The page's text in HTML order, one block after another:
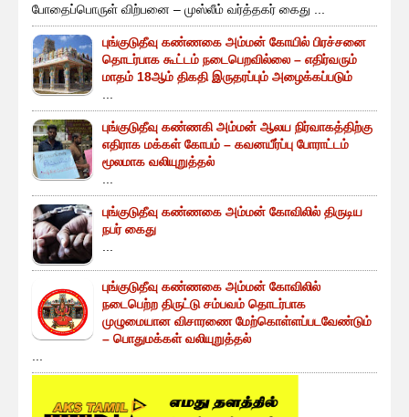
போதைப்பொருள் விற்பனை – முஸ்லீம் வர்த்தகர் கைது ...
புங்குடுதீவு கண்ணகை அம்மன் கோயில் பிரச்சனை
தொடர்பாக கூட்டம் நடைபெறவில்லை – எதிர்வரும்
மாதம் 18ஆம் திகதி இருதரப்பும் அழைக்கப்படும்
புங்குடுதீவு கண்ணகி அம்மன் ஆலய நிர்வாகத்திற்கு
எதிராக மக்கள் கோபம் – கவனயீர்ப்பு போராட்டம்
மூலமாக வலியுறுத்தல்
புங்குடுதீவு கண்ணகை அம்மன் கோவிலில் திருடிய
நபர் கைது
புங்குடுதீவு கண்ணகை அம்மன் கோவிலில்
நடைபெற்ற திருட்டு சம்பவம் தொடர்பாக
முழுமையான விசாரணை மேற்கொள்ளப்படவேண்டும்
– பொதுமக்கள் வலியுறுத்தல்